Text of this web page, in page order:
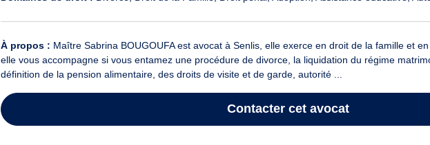
À propos : Maître Sabrina BOUGOUFA est avocat à Senlis, elle exerce en droit de la famille et
elle vous accompagne si vous entamez une procédure de divorce, la liquidation du régime
définition de la pension alimentaire, des droits de visite et de garde, autorité ...
Contacter cet avocat